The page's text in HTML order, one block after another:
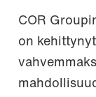
COR
on